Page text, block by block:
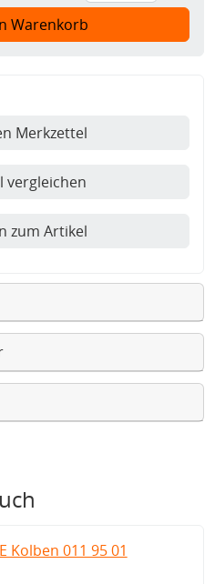
Warenkorb
Merkzettel
vergleichen
zum Artikel
Kolben 011 95 01